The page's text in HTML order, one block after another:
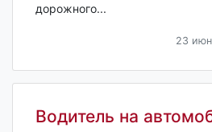
дорожного...
23
Водитель на